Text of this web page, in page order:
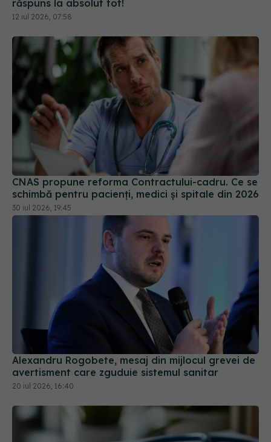
răspuns la absolut tot!
12 iul 2026, 07:58
CNAS propune reforma Contractului-cadru. Ce se
schimbă pentru pacienți, medici și spitale din 2026
30 iul 2026, 19:45
Alexandru Rogobete, mesaj din mijlocul grevei de
avertisment care zguduie sistemul sanitar
20 iul 2026, 16:40